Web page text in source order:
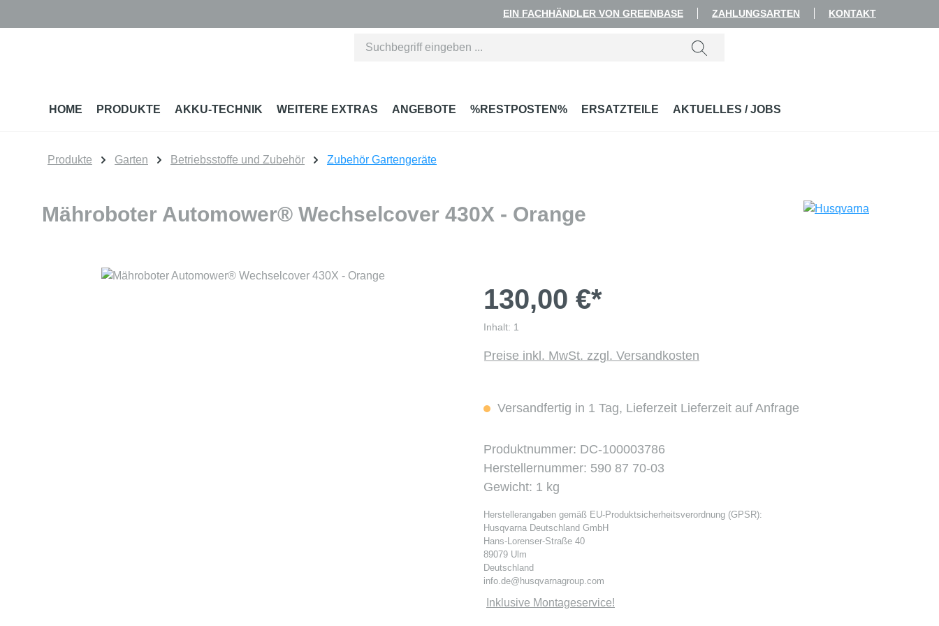
EIN FACHHÄNDLER VON GREENBASE ZAHLUNGSARTEN KONTAKT
HOME PRODUKTE AKKU-TECHNIK WEITERE EXTRAS ANGEBOTE %RESTPOSTEN% ERSATZTEILE AKTUELLES / JOBS
Produkte Garten Betriebsstoffe und Zubehör Zubehör Gartengeräte
Mähroboter Automower® Wechselcover 430X - Orange
Bildergalerie überspringen
130,00 €*
Inhalt: 1
Preise inkl. MwSt. zzgl. Versandkosten
Versandfertig in 1 Tag, Lieferzeit Lieferzeit auf Anfrage
Produktnummer: DC-100003786
Herstellernummer: 590 87 70-03
Gewicht: 1 kg
Herstellerangaben gemäß EU-Produktsicherheitsverordnung (GPSR):
Husqvarna Deutschland GmbH
Hans-Lorenser-Straße 40
89079 Ulm
Deutschland
info.de@husqvarnagroup.com
Inklusive Montageservice!